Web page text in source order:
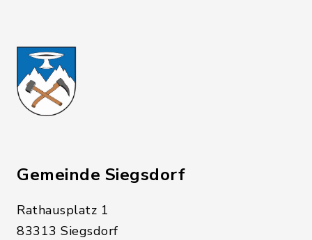
Gemeinde Siegsdorf
Rathausplatz 1
83313 Siegsdorf